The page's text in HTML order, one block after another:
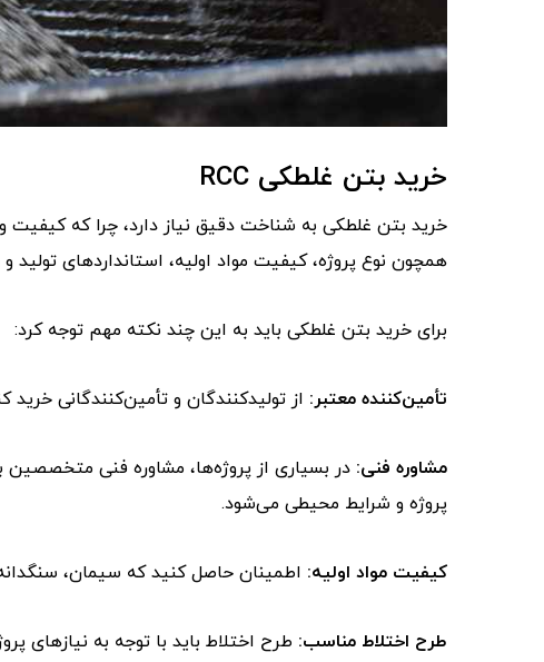
خرید بتن غلطکیRCC
خرید بتن غلطکی به شناخت دقیق نیاز دارد، چرا که کیفیت
همچون نوع پروژه، کیفیت مواد اولیه، استانداردهای
برای خرید بتن غلطکی باید به این چند نکته مهم توجه کرد:
تأمین‌کننده معتبر: از تولیدکنندگان و تأمین‌کنندگانی
مشاوره فنی:
پروژه و شرایط محیطی می‌شود.
کیفیت مواد اولیه: اطمینان حاصل کنید که سیمان،
طرح اختلاط مناسب: طرح اختلاط باید با توجه به نیازهای